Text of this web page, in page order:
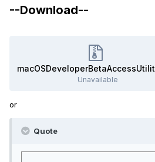
--Download--
Unavailable
or
Quote